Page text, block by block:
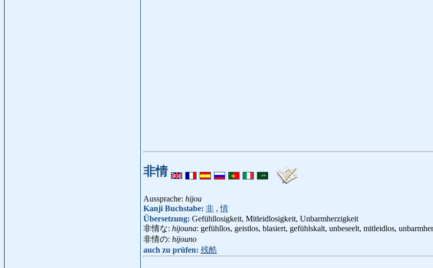
非情
Aussprache: hijou
Kanji Buchstabe: 非 ,情
Übersetzung: Gefühllosigkeit, Mitleidlosigkeit, Unbarmherzigkeit
非情な: hijouna: gefühllos, geistlos, blasiert, gefühlskalt, unbeseelt, mitleidlos,
非情の: hijouno
auch zu prüfen: 残酷